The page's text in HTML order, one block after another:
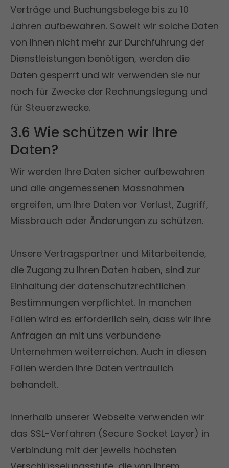
Verträge und Buchungsbelege bis zu 10
Jahren aufbewahren. Soweit wir solche Daten
von Ihnen nicht mehr zur Durchführung der
Dienstleistungen benötigen, werden die
Daten gesperrt und wir verwenden sie nur
noch für Zwecke der Rechnungslegung und
für Steuerzwecke.
3.6 Wie schützen wir Ihre
Daten?
Wir werden Ihre Daten sicher aufbewahren
und alle angemessenen Massnahmen
ergreifen, um Ihre Daten vor Verlust, Zugriff,
Missbrauch oder Änderungen zu schützen.
Unsere Vertragspartner und Mitarbeitende,
die Zugang zu Ihren Daten haben, sind zur
Einhaltung der datenschutzrechtlichen
Bestimmungen verpflichtet. In manchen
Fällen wird es erforderlich sein, dass wir Ihre
Anfragen an mit uns verbundene
Unternehmen weiterreichen. Auch in diesen
Fällen werden Ihre Daten vertraulich
behandelt.
Innerhalb unserer Webseite verwenden wir
das SSL-Verfahren (Secure Socket Layer) in
Verbindung mit der jeweils höchsten